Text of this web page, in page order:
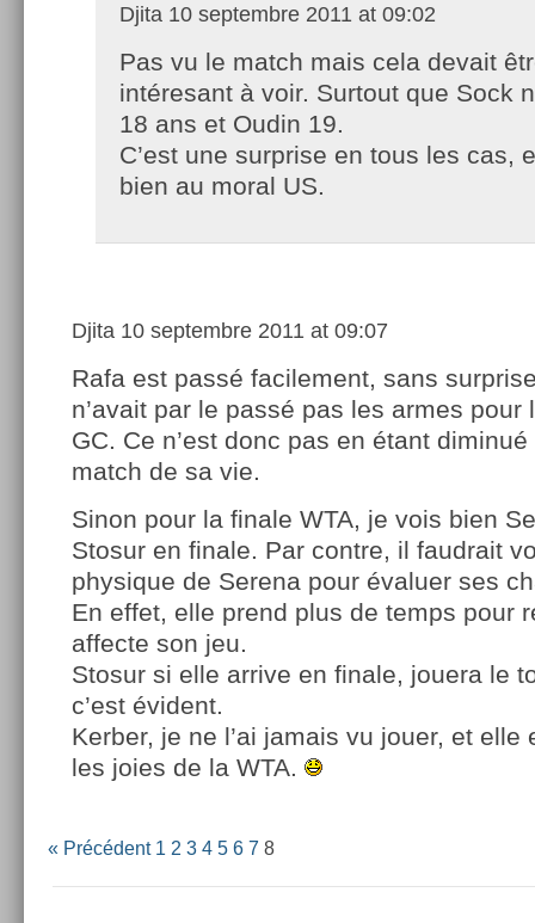
Djita 10 septembre 2011 at 09:02
Pas vu le match mais cela devait
intéresant à voir. Surtout que Sock
18 ans et Oudin 19.
C’est une surprise en tous les cas,
bien au moral US.
Djita 10 septembre 2011 at 09:07
Rafa est passé facilement, sans
n’avait par le passé pas les armes pour
GC. Ce n’est donc pas en étant
match de sa vie.
Sinon pour la finale WTA, je vois bien
Stosur en finale. Par contre, il faudrait
physique de Serena pour évaluer ses
En effet, elle prend plus de temps pour
affecte son jeu.
Stosur si elle arrive en finale, jouera le
c’est évident.
Kerber, je ne l’ai jamais vu jouer, et elle
les joies de la WTA.
« Précédent 1 2 3 4 5 6 7 8